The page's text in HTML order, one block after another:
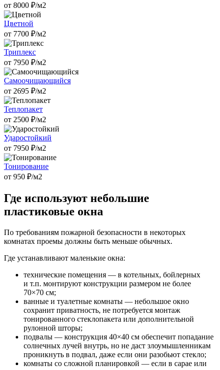
от 8000 ₽/м2
Цветной
от 7700 ₽/м2
Триплекс
от 7950 ₽/м2
Самоочищающийся
от 2695 ₽/м2
Теплопакет
от 2500 ₽/м2
Ударостойкий
от 7950 ₽/м2
Тонирование
от 950 ₽/м2
Где используют небольшие
пластиковые окна
По требованиям пожарной безопасности в некоторых
комнатах проемы должны быть меньше обычных.
Где устанавливают маленькие окна:
технические помещения — в котельных, бойлерных
и т.п. монтируют конструкции размером не более
70×70 см;
ванные и туалетные комнаты — небольшое окно
сохранит приватность, не потребуется монтаж
тонированного стеклопакета или дополнительной
рулонной шторы;
подвалы — конструкция 40×40 см обеспечит попадание
солнечных лучей внутрь, но не даст злоумышленникам
проникнуть в подвал, даже если они разобьют стекло;
комнаты со сложной планировкой — если в сарае или